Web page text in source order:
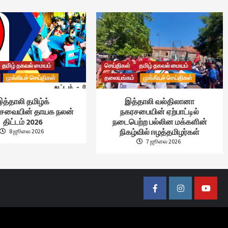
தமிழ் தகவல் மையம்
முக்கியச் செய்திகள்
தமிழ்க்
தாயக நலன்
திட்டம் 2026
8 ஜூலை 2026
செய்திகள்
தமிழ் தகவல் மையம்
தலையங்கம்
முக்கியச் செய்திகள்
இத்தாலி வல்திலானா
நகரசபையின் ஏற்பாட்டில்
நடைபெற்ற பல்லின மக்களின்
நிகழ்வில் ஈழத்தமிழர்கள்
7 ஜூலை 2026
FacebookInstagram